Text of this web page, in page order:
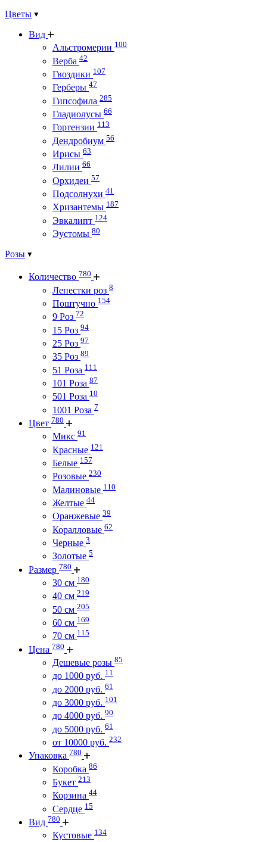
Цветы
Вид
Альстромерии 100
Верба 42
Гвоздики 107
Герберы 47
Гипсофила 285
Гладиолусы 66
Гортензии 113
Дендробиум 56
Ирисы 63
Лилии 66
Орхидеи 57
Подсолнухи 41
Хризантемы 187
Эвкалипт 124
Эустомы 80
Розы
Количество 780
Лепестки роз 8
Поштучно 154
9 Роз 72
15 Роз 94
25 Роз 97
35 Роз 89
51 Роза 111
101 Роза 87
501 Роза 10
1001 Роза 7
Цвет 780
Микс 91
Красные 121
Белые 157
Розовые 230
Малиновые 110
Желтые 44
Оранжевые 39
Коралловые 62
Черные 3
Золотые 5
Размер 780
30 см 180
40 см 219
50 см 205
60 см 169
70 см 115
Цена 780
Дешевые розы 85
до 1000 руб. 11
до 2000 руб. 61
до 3000 руб. 101
до 4000 руб. 90
до 5000 руб. 61
от 10000 руб. 232
Упаковка 780
Коробка 86
Букет 213
Корзина 44
Сердце 15
Вид 780
Кустовые 134